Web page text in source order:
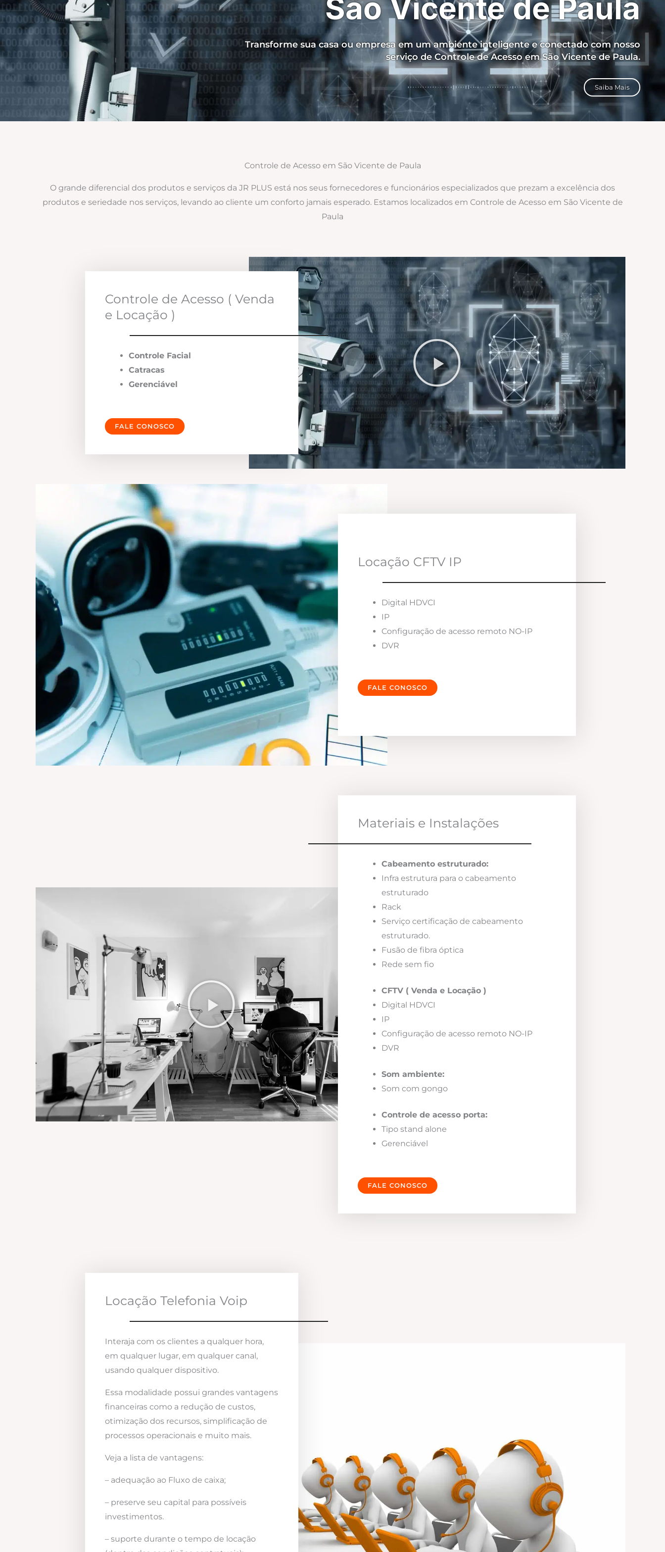
São Vicente de Paula
Transforme sua casa ou empresa em um ambiente inteligente e conectado com nosso
serviço de Controle de Acesso em São Vicente de Paula.
Saiba Mais
Controle de Acesso em São Vicente de Paula
O grande diferencial dos produtos e serviços da JR PLUS está nos seus fornecedores e funcionários especializados que prezam a excelência dos
produtos e seriedade nos serviços, levando ao cliente um conforto jamais esperado. Estamos localizados em Controle de Acesso em São Vicente de
Paula
Controle de Acesso ( Venda
e Locação )
Controle Facial
Catracas
Gerenciável
FALE CONOSCO
Locação CFTV IP
Digital HDVCI
IP
Configuração de acesso remoto NO-IP
DVR
FALE CONOSCO
Materiais e Instalações
Cabeamento estruturado:
Infra estrutura para o cabeamento
estruturado
Rack
Serviço certificação de cabeamento
estruturado.
Fusão de fibra óptica
Rede sem fio
CFTV ( Venda e Locação )
Digital HDVCI
IP
Configuração de acesso remoto NO-IP
DVR
Som ambiente:
Som com gongo
Controle de acesso porta:
Tipo stand alone
Gerenciável
FALE CONOSCO
Locação Telefonia Voip
Interaja com os clientes a qualquer hora,
em qualquer lugar, em qualquer canal,
usando qualquer dispositivo.
Essa modalidade possui grandes vantagens
financeiras como a redução de custos,
otimização dos recursos, simplificação de
processos operacionais e muito mais.
Veja a lista de vantagens:
– adequação ao Fluxo de caixa;
– preserve seu capital para possíveis
investimentos.
– suporte durante o tempo de locação